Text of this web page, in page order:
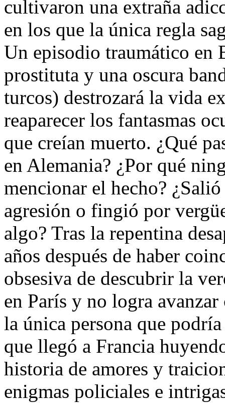
cultivaron una extraña
en los que la única regla
Un episodio traumático en
prostituta y una oscura
turcos) destrozará la vida
reaparecer los fantasmas
que creían muerto. ¿Qué
en Alemania? ¿Por qué
mencionar el hecho?
agresión o fingió por
algo? Tras la repentina
años después de haber
obsesiva de descubrir la
en París y no logra
la única persona que
que llegó a Francia
historia de amores y
enigmas policiales e